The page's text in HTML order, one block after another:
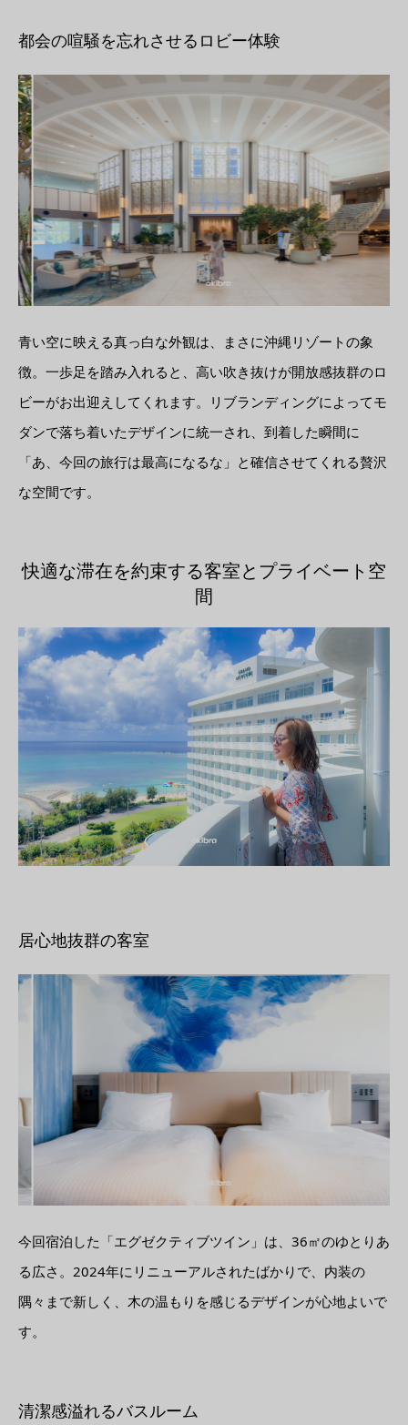
都会の喧騒を忘れさせるロビー体験
青い空に映える真っ白な外観は、まさに沖縄リゾートの象
徴。一歩足を踏み入れると、高い吹き抜けが開放感抜群のロ
ビーがお出迎えしてくれます。リブランディングによってモ
ダンで落ち着いたデザインに統一され、到着した瞬間に
「あ、今回の旅行は最高になるな」と確信させてくれる贅沢
な空間です。
快適な滞在を約束する客室とプライベート空
間
居心地抜群の客室
今回宿泊した「エグゼクティブツイン」は、36㎡のゆとりあ
る広さ。2024年にリニューアルされたばかりで、内装の
隅々まで新しく、木の温もりを感じるデザインが心地よいで
す。
清潔感溢れるバスルーム